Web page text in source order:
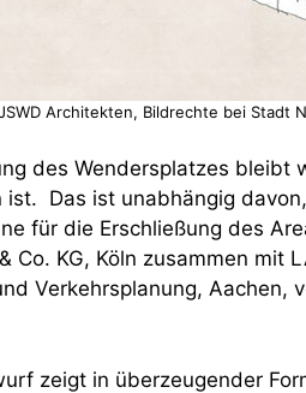
Architekten, Bildrechte bei Stadt
des Wendersplatzes bleibt
ist. Das ist unabhängig
für die Erschließung des
Co. KG, Köln zusammen mit
Verkehrsplanung, Aachen,
zeigt in überzeugender